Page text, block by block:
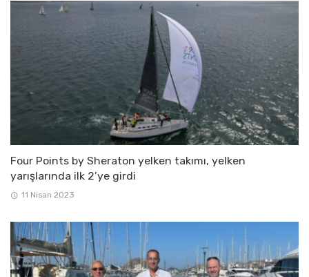
Four Points by Sheraton yelken takımı, yelken
yarışlarında ilk 2’ye girdi
11 Nisan 2023